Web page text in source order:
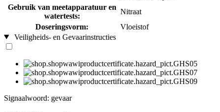
Gebruik van meetapparatuur en
watertests:
Nitraat
Doseringsvorm:
Vloeistof
Veiligheids- en Gevaarinstructies
Signaalwoord: gevaar